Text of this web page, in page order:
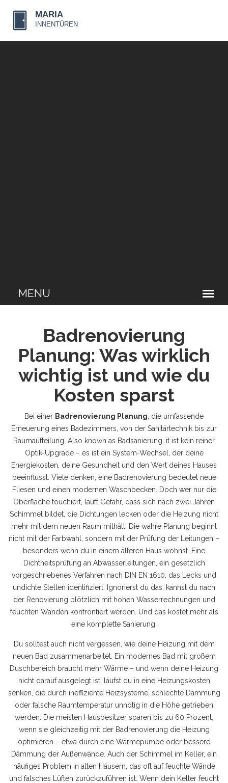
Badrenovierung
Planung: Was wirklich
wichtig ist und wie du
Kosten sparst
Bei einer Badrenovierung Planung die umfassende
Erneuerung eines Badezimmers, von der Sanitärtechnik bis zur
Raumaufteilung . Also known as Badsanierung , it ist kein reiner
Optik-Upgrade – es ist ein System-Wechsel, der deine
Energiekosten, deine Gesundheit und den Wert deines Hauses
beeinflusst. Viele denken, eine Badrenovierung bedeutet neue
Fliesen und einen modernen Waschbecken. Doch wer nur die
Oberfläche touchiert, läuft Gefahr, dass sich nach zwei Jahren
Schimmel bildet, die Dichtungen lecken oder die Heizung nicht
mehr mit dem neuen Raum mithält. Die wahre Planung beginnt
nicht mit der Farbwahl, sondern mit der Prüfung der Leitungen –
besonders wenn du in einem älteren Haus wohnst. Eine
Dichtheitsprüfung an Abwasserleitungen ein gesetzlich
vorgeschriebenes Verfahren nach DIN EN 1610, das Lecks und
undichte Stellen identifiziert
Ignorierst du das, kannst du nach
der Renovierung plötzlich mit hohen Wasserrechnungen und
feuchten Wänden konfrontiert werden. Und das kostet mehr als
eine komplette Sanierung.
Du solltest auch nicht vergessen, wie deine Heizung mit dem
neuen Bad zusammenarbeitet. Ein modernes Bad mit großem
Duschbereich braucht mehr Wärme – und wenn deine Heizung
nicht darauf ausgelegt ist, läufst du in eine Heizungskosten
senken die durch ineffiziente Heizsysteme, schlechte Dämmung
oder falsche Raumtemperatur unnötig in die Höhe getrieben
werden
Die meisten Hausbesitzer sparen bis zu 60 Prozent,
wenn sie gleichzeitig mit der Badrenovierung die Heizung
optimieren – etwa durch eine Wärmepumpe oder bessere
Dämmung der Außenwände. Auch der Schimmel im Keller, ein
häufiges Problem in alten Häusern, das oft auf feuchte Wände
und falsches Lüften zurückzuführen ist Wenn dein Keller feucht